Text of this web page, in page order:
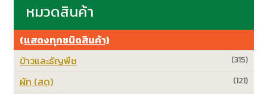
หมวดสินค้า
(แสดงทุกชนิดสินค้า)
(315)
ข้าวและธัญพืช
(121)
ผัก (สด)